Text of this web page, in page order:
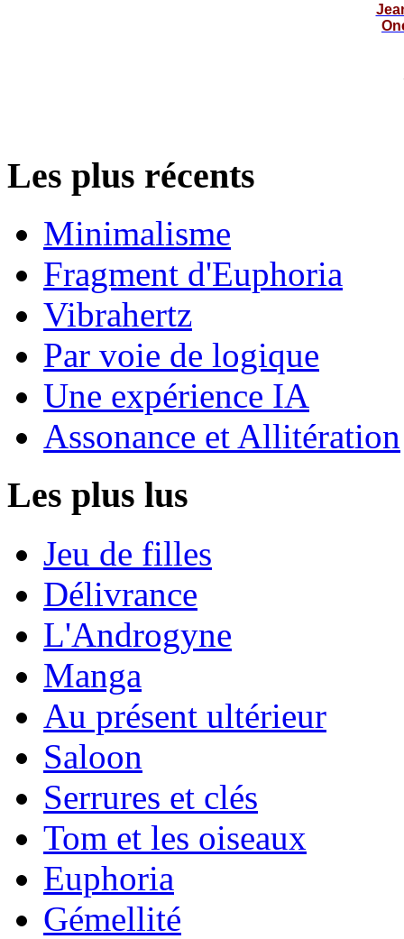
Les plus récents
Minimalisme
Fragment d'Euphoria
Vibrahertz
Par voie de logique
Une expérience IA
Assonance et Allitération
Les plus lus
Jeu de filles
Délivrance
L'Androgyne
Manga
Au présent ultérieur
Saloon
Serrures et clés
Tom et les oiseaux
Euphoria
Gémellité